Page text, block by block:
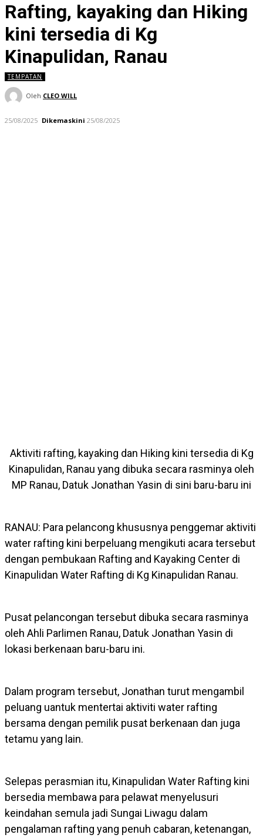
Rafting, kayaking dan Hiking
kini tersedia di Kg
Kinapulidan, Ranau
TEMPATAN
Oleh CLEO WILL
25/08/2025 Dikemaskini 25/08/2025
Aktiviti rafting, kayaking dan Hiking kini tersedia di Kg
Kinapulidan, Ranau yang dibuka secara rasminya oleh
MP Ranau, Datuk Jonathan Yasin di sini baru-baru ini
RANAU: Para pelancong khususnya penggemar aktiviti
water rafting kini berpeluang mengikuti acara tersebut
dengan pembukaan Rafting and Kayaking Center di
Kinapulidan Water Rafting di Kg Kinapulidan Ranau.
Pusat pelancongan tersebut dibuka secara rasminya
oleh Ahli Parlimen Ranau, Datuk Jonathan Yasin di
lokasi berkenaan baru-baru ini.
Dalam program tersebut, Jonathan turut mengambil
peluang uantuk mentertai aktiviti water rafting
bersama dengan pemilik pusat berkenaan dan juga
tetamu yang lain.
Selepas perasmian itu, Kinapulidan Water Rafting kini
bersedia membawa para pelawat menyelusuri
keindahan semula jadi Sungai Liwagu dalam
pengalaman rafting yang penuh cabaran, ketenangan,